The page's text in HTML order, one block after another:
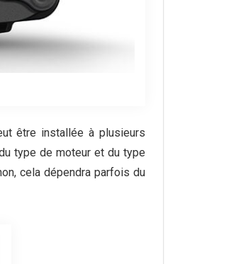
être installée à plusieurs
type de moteur et du type
cela dépendra parfois du